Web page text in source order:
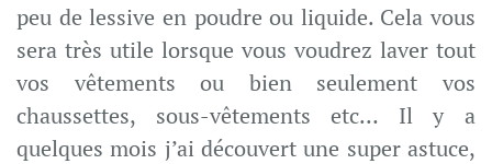
peu de lessive en poudre ou liquide. Cela vous
sera très utile lorsque vous voudrez laver tout
vos vêtements ou bien seulement vos
chaussettes, sous-vêtements etc… Il y a
quelques mois j’ai découvert une super astuce,